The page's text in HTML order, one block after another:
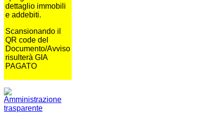
dettaglio immobili
e addebiti.
Scansionando il
QR code del
Documento/Avviso
risulterà GIA
PAGATO